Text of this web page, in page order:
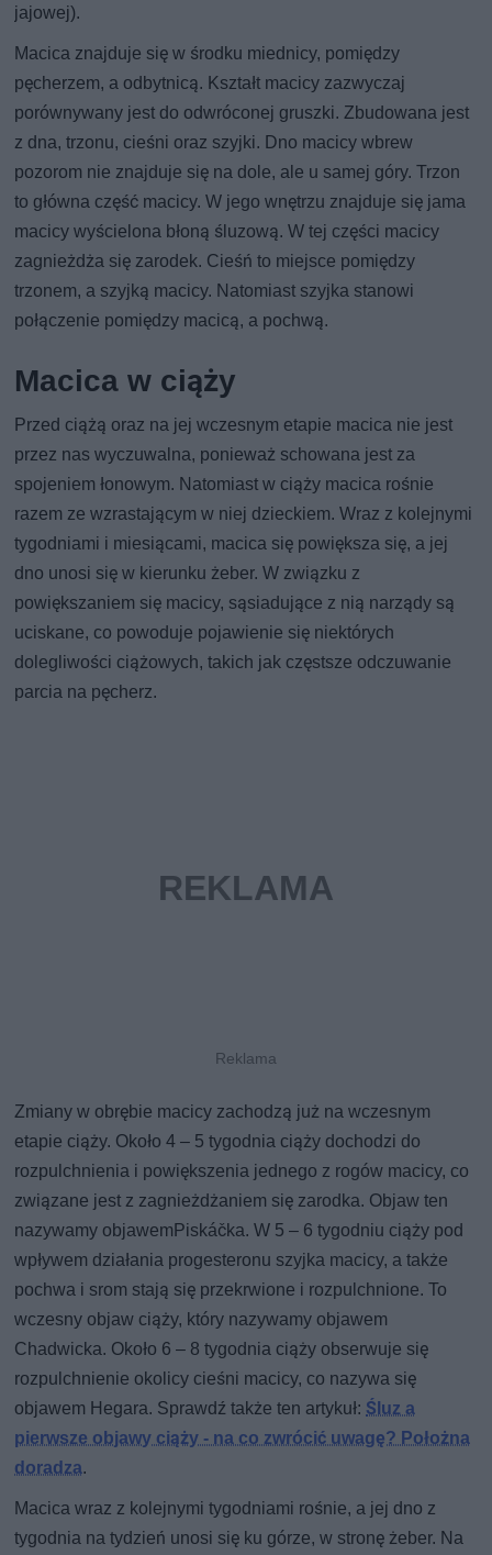
jajowej).
Macica znajduje się w środku miednicy, pomiędzy
pęcherzem, a odbytnicą. Kształt macicy zazwyczaj
porównywany jest do odwróconej gruszki. Zbudowana jest
z dna, trzonu, cieśni oraz szyjki. Dno macicy wbrew
pozorom nie znajduje się na dole, ale u samej góry. Trzon
to główna część macicy. W jego wnętrzu znajduje się jama
macicy wyścielona błoną śluzową. W tej części macicy
zagnieżdża się zarodek. Cieśń to miejsce pomiędzy
trzonem, a szyjką macicy. Natomiast szyjka stanowi
połączenie pomiędzy macicą, a pochwą.
Macica w ciąży
Przed ciążą oraz na jej wczesnym etapie macica nie jest
przez nas wyczuwalna, ponieważ schowana jest za
spojeniem łonowym. Natomiast w ciąży macica rośnie
razem ze wzrastającym w niej dzieckiem. Wraz z kolejnymi
tygodniami i miesiącami, macica się powiększa się, a jej
dno unosi się w kierunku żeber. W związku z
powiększaniem się macicy, sąsiadujące z nią narządy są
uciskane, co powoduje pojawienie się niektórych
dolegliwości ciążowych, takich jak częstsze odczuwanie
parcia na pęcherz.
Zmiany w obrębie macicy zachodzą już na wczesnym
etapie ciąży. Około 4 – 5 tygodnia ciąży dochodzi do
rozpulchnienia i powiększenia jednego z rogów macicy, co
związane jest z zagnieżdżaniem się zarodka. Objaw ten
nazywamy objawemPiskáčka. W 5 – 6 tygodniu ciąży pod
wpływem działania progesteronu szyjka macicy, a także
pochwa i srom stają się przekrwione i rozpulchnione. To
wczesny objaw ciąży, który nazywamy objawem
Chadwicka. Około 6 – 8 tygodnia ciąży obserwuje się
rozpulchnienie okolicy cieśni macicy, co nazywa się
objawem Hegara. Sprawdź także ten artykuł: Śluz a
pierwsze objawy ciąży - na co zwrócić uwagę? Położna
doradza.
Macica wraz z kolejnymi tygodniami rośnie, a jej dno z
tygodnia na tydzień unosi się ku górze, w stronę żeber. Na